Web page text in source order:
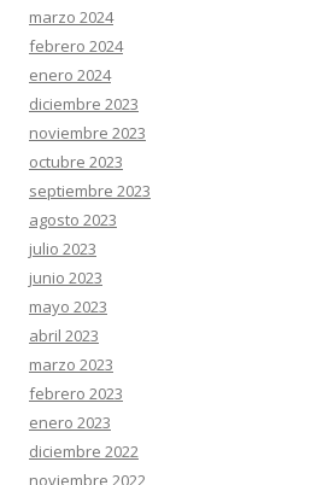
marzo 2024
febrero 2024
enero 2024
diciembre 2023
noviembre 2023
octubre 2023
septiembre 2023
agosto 2023
julio 2023
junio 2023
mayo 2023
abril 2023
marzo 2023
febrero 2023
enero 2023
diciembre 2022
noviembre 2022